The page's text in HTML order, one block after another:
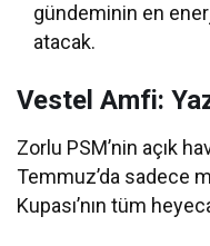
gündeminin en
atacak.
Vestel Amfi:
Zorlu PSM’nin açık
Temmuz’da sadece
Kupası’nın tüm